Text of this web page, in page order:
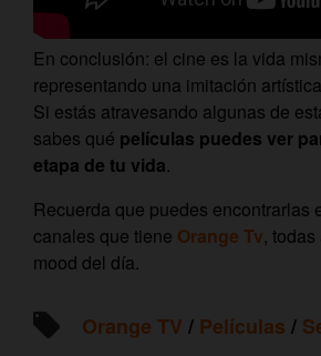
En conclusión: el cine es la vida
representando una imitación
Si estás atravesando algunas de
sabes qué películas puedes ver
etapa de tu vida.
Recuerda que puedes encontrarlas
canales que tiene Orange Tv,
mood del día.
Orange TV / Películas /